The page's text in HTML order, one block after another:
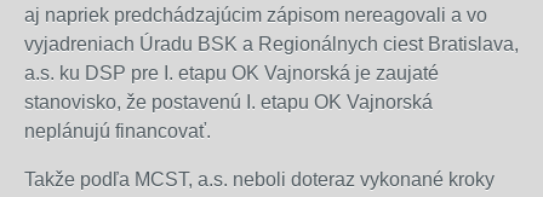
aj napriek predchádzajúcim zápisom nereagovali a vo
vyjadreniach Úradu BSK a Regionálnych ciest Bratislava,
a.s. ku DSP pre I. etapu OK Vajnorská je zaujaté
stanovisko, že postavenú I. etapu OK Vajnorská
neplánujú financovať.
Takže podľa MCST, a.s. neboli doteraz vykonané kroky